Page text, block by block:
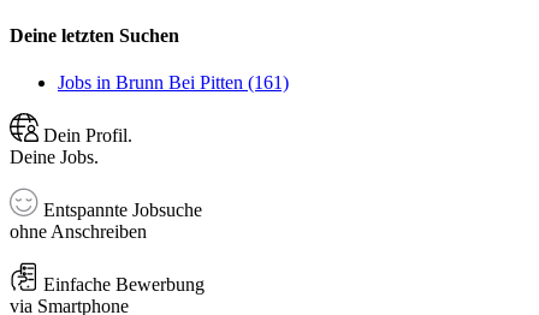
Deine letzten Suchen
Jobs in Brunn Bei Pitten (161)
Dein Profil.
Deine Jobs.
Entspannte Jobsuche
ohne Anschreiben
Einfache Bewerbung
via Smartphone